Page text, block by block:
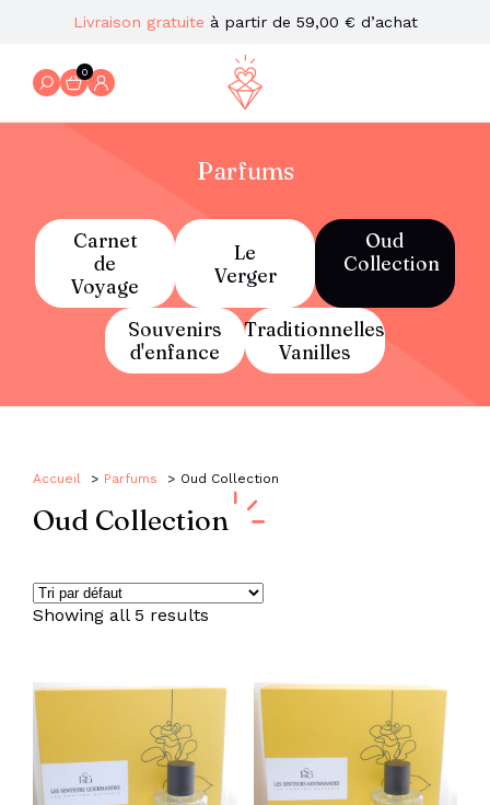
Livraison gratuite à partir de 59,00 € d’achat
0
Parfums
Carnet
de
Voyage
Le
Verger
Oud
Collection
Souvenirs
d'enfance
Traditionnelles
Vanilles
Accueil Parfums Oud Collection
Oud Collection
Showing all 5 results